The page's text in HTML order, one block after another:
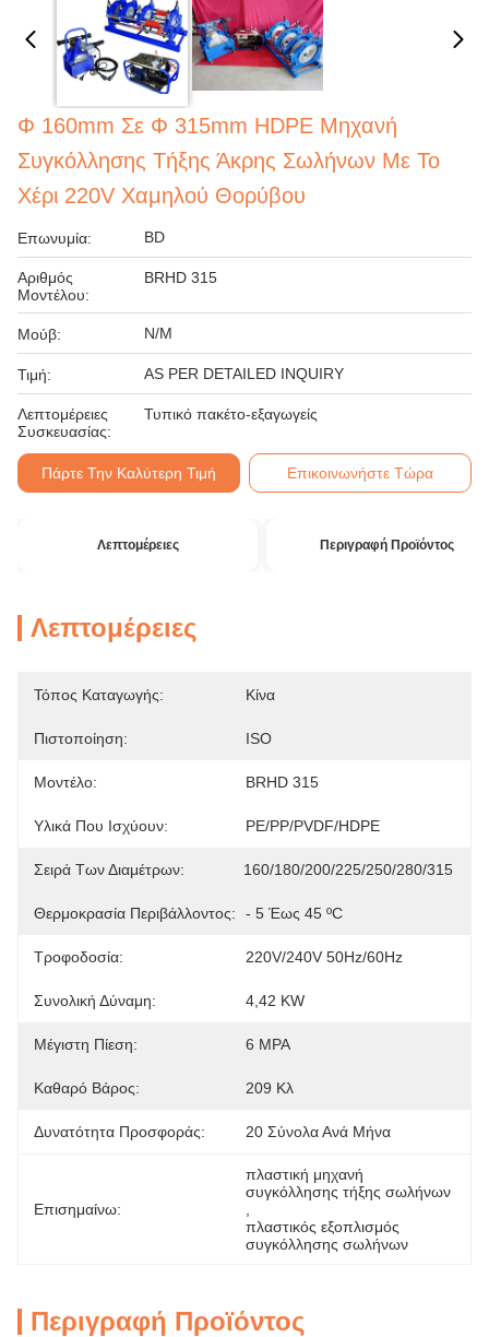
Φ 160mm Σε Φ 315mm HDPE Μηχανή
Συγκόλλησης Τήξης Άκρης Σωλήνων Με Το
Χέρι 220V Χαμηλού Θορύβου
Επωνυμία: BD
Αριθμός
Μοντέλου:
BRHD 315
Μούβ: N/M
Τιμή: AS PER DETAILED INQUIRY
Λεπτομέρειες
Συσκευασίας:
Τυπικό πακέτο-εξαγωγείς
Πάρτε Την Καλύτερη Τιμή Επικοινωνήστε Τώρα
Λεπτομέρειες Περιγραφή Προϊόντος
Λεπτομέρειες
Τόπος Καταγωγής: Κίνα
Πιστοποίηση: ISO
Μοντέλο: BRHD 315
Υλικά Που Ισχύουν: PE/PP/PVDF/HDPE
Σειρά Των Διαμέτρων: 160/180/200/225/250/280/315
Θερμοκρασία Περιβάλλοντος: - 5 Έως 45 ºC
Τροφοδοσία: 220V/240V 50Hz/60Hz
Συνολική Δύναμη: 4,42 KW
Μέγιστη Πίεση: 6 MPA
Καθαρό Βάρος: 209 Κλ
Δυνατότητα Προσφοράς: 20 Σύνολα Ανά Μήνα
Επισημαίνω:
πλαστική μηχανή
συγκόλλησης τήξης σωλήνων
πλαστικός εξοπλισμός
συγκόλλησης σωλήνων
Περιγραφή Προϊόντος